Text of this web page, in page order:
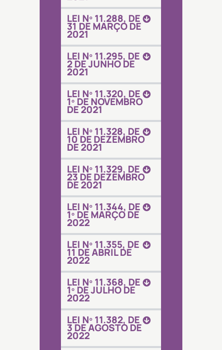
LEI Nº 11.288, DE
31 DE MARÇO DE
2021
LEI Nº 11.295, DE
2 DE JUNHO DE
2021
LEI Nº 11.320, DE
1º DE NOVEMBRO
DE 2021
LEI Nº 11.328, DE
10 DE DEZEMBRO
DE 2021
LEI Nº 11.329, DE
23 DE DEZEMBRO
DE 2021
LEI Nº 11.344, DE
1º DE MARÇO DE
2022
LEI Nº 11.355, DE
11 DE ABRIL DE
2022
LEI Nº 11.368, DE
1º DE JULHO DE
2022
LEI Nº 11.382, DE
3 DE AGOSTO DE
2022